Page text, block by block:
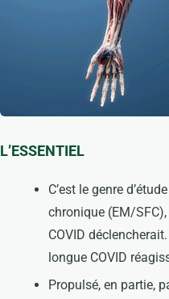
L’ESSENTIEL
C’est le genre
chronique (EM/
COVID
longue COVID
Propulsé, en partie,